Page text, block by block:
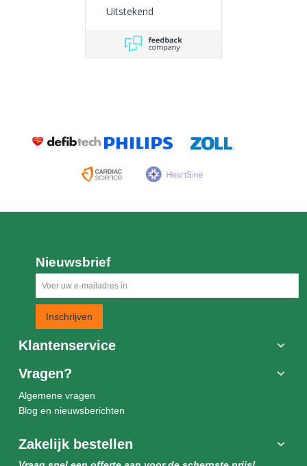
Uitstekend
Nieuwsbrief
Inschrijven
Klantenservice
Vragen?
Algemene vragen
Blog en nieuwsberichten
Zakelijk bestellen